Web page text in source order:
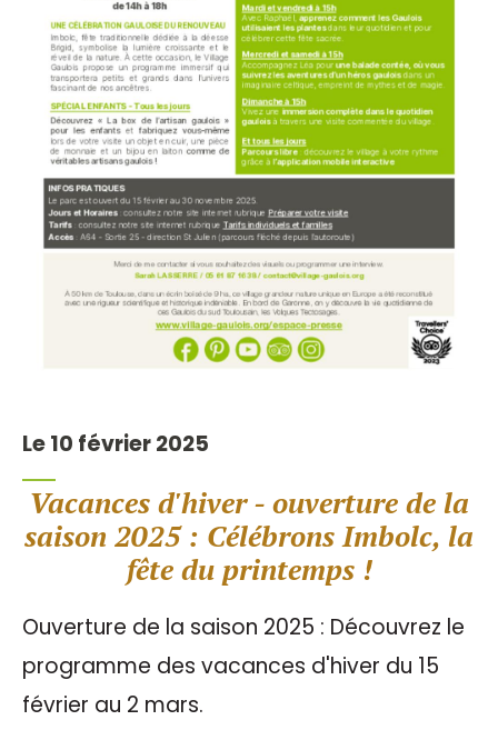
Le 10 février 2025
Vacances d'hiver - ouverture de la
saison 2025 : Célébrons Imbolc, la
fête du printemps !
Ouverture de la saison 2025 : Découvrez le
programme des vacances d'hiver du 15
février au 2 mars.